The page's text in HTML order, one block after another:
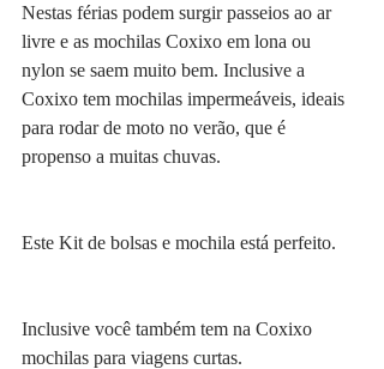
Nestas férias podem surgir passeios ao ar
livre e as mochilas Coxixo em lona ou
nylon se saem muito bem. Inclusive a
Coxixo tem mochilas impermeáveis, ideais
para rodar de moto no verão, que é
propenso a muitas chuvas.
Este Kit de bolsas e mochila está perfeito.
Inclusive você também tem na Coxixo
mochilas para viagens curtas.